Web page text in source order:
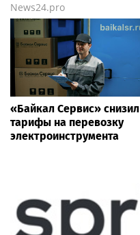
News24.pro
«Байкал Сервис» снизил
тарифы на перевозку
электроинструмента